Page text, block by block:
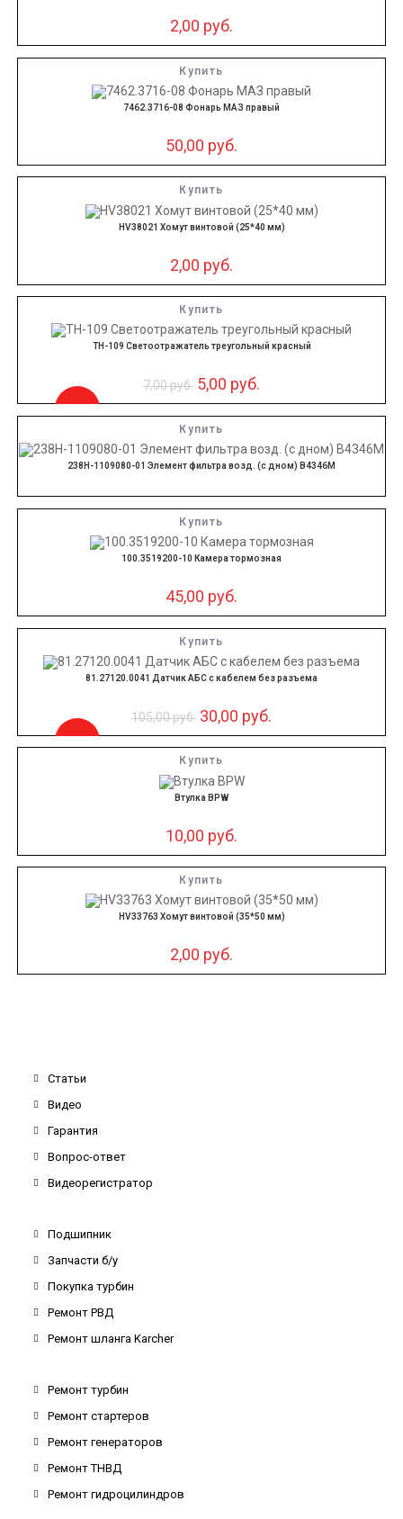
2,00 руб.
Купить
7462.3716-08 Фонарь МАЗ правый
50,00 руб.
Купить
HV38021 Хомут винтовой (25*40 мм)
2,00 руб.
Купить
ТН-109 Светоотражатель треугольный красный
7,00руб. 5,00 руб.
Купить
238Н-1109080-01 Элемент фильтра возд. (с дном) В4346М
Купить
100.3519200-10 Камера тормозная
45,00 руб.
Купить
-71%
81.27120.0041 Датчик АБС с кабелем без разъема
105,00руб. 30,00 руб.
Купить
Втулка BPW
10,00 руб.
Купить
HV33763 Хомут винтовой (35*50 мм)
2,00 руб.
Статьи
Видео
Гарантия
Вопрос-ответ
Видеорегистратор
Подшипник
Запчасти б/у
Покупка турбин
Ремонт РВД
Ремонт шланга Karcher
Ремонт турбин
Ремонт стартеров
Ремонт генераторов
Ремонт ТНВД
Ремонт гидроцилиндров